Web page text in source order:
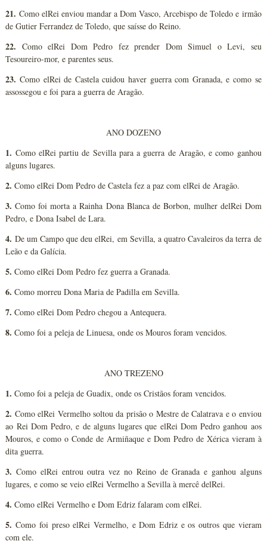
21. Como elRei enviou mandar a Dom Vasco, Arcebispo de Toledo e irmão
de Gutier Ferrandez de Toledo, que saísse do Reino.
22. Como elRei Dom Pedro fez prender Dom Simuel o Levi, seu
Tesoureiro-mor, e parentes seus.
23. Como elRei de Castela cuidou haver guerra com Granada, e como se
assossegou e foi para a guerra de Aragão.
ANO DOZENO
1. Como elRei partiu de Sevilla para a guerra de Aragão, e como ganhou
alguns lugares.
2. Como elRei Dom Pedro de Castela fez a paz com elRei de Aragão.
3. Como foi morta a Rainha Dona Blanca de Borbon, mulher delRei Dom
Pedro, e Dona Isabel de Lara.
4. De um Campo que deu elRei, em Sevilla, a quatro Cavaleiros da terra de
Leão e da Galícia.
5. Como elRei Dom Pedro fez guerra a Granada.
6. Como morreu Dona Maria de Padilla em Sevilla.
7. Como elRei Dom Pedro chegou a Antequera.
8. Como foi a peleja de Linuesa, onde os Mouros foram vencidos.
ANO TREZENO
1. Como foi a peleja de Guadix, onde os Cristãos foram vencidos.
2. Como elRei Vermelho soltou da prisão o Mestre de Calatrava e o enviou
ao Rei Dom Pedro, e de alguns lugares que elRei Dom Pedro ganhou aos
Mouros, e como o Conde de Armiñaque e Dom Pedro de Xérica vieram à
dita guerra.
3. Como elRei entrou outra vez no Reino de Granada e ganhou alguns
lugares, e como se veio elRei Vermelho a Sevilla à mercê delRei.
4. Como elRei Vermelho e Dom Edriz falaram com elRei.
5. Como foi preso elRei Vermelho, e Dom Edriz e os outros que vieram
com ele.